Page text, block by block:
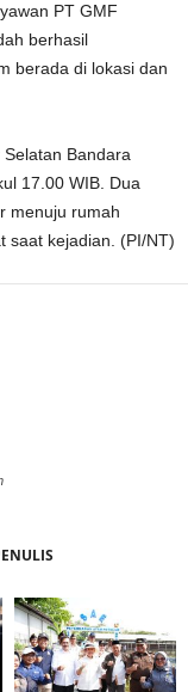
PT GMF
berhasil
berada di lokasi dan
Bandara
17.00 WIB. Dua
menuju rumah
saat kejadian. (PI/NT)